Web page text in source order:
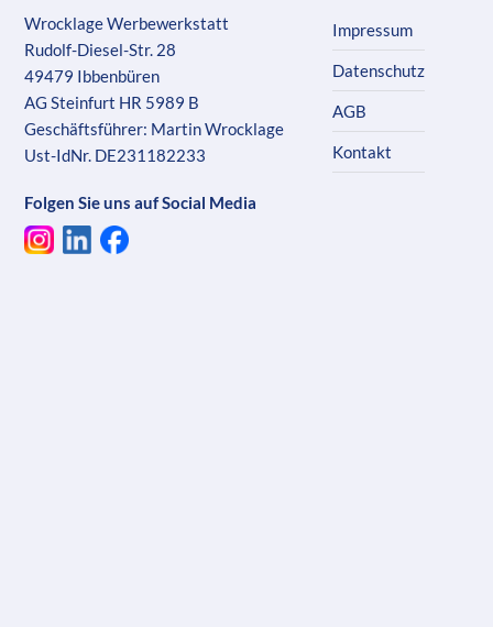
Wrocklage Werbewerkstatt
Rudolf-Diesel-Str. 28
49479 Ibbenbüren
AG Steinfurt HR 5989 B
Geschäftsführer: Martin Wrocklage
Ust-IdNr. DE231182233
Folgen Sie uns auf Social Media
Impressum
Datenschutz
AGB
Kontakt